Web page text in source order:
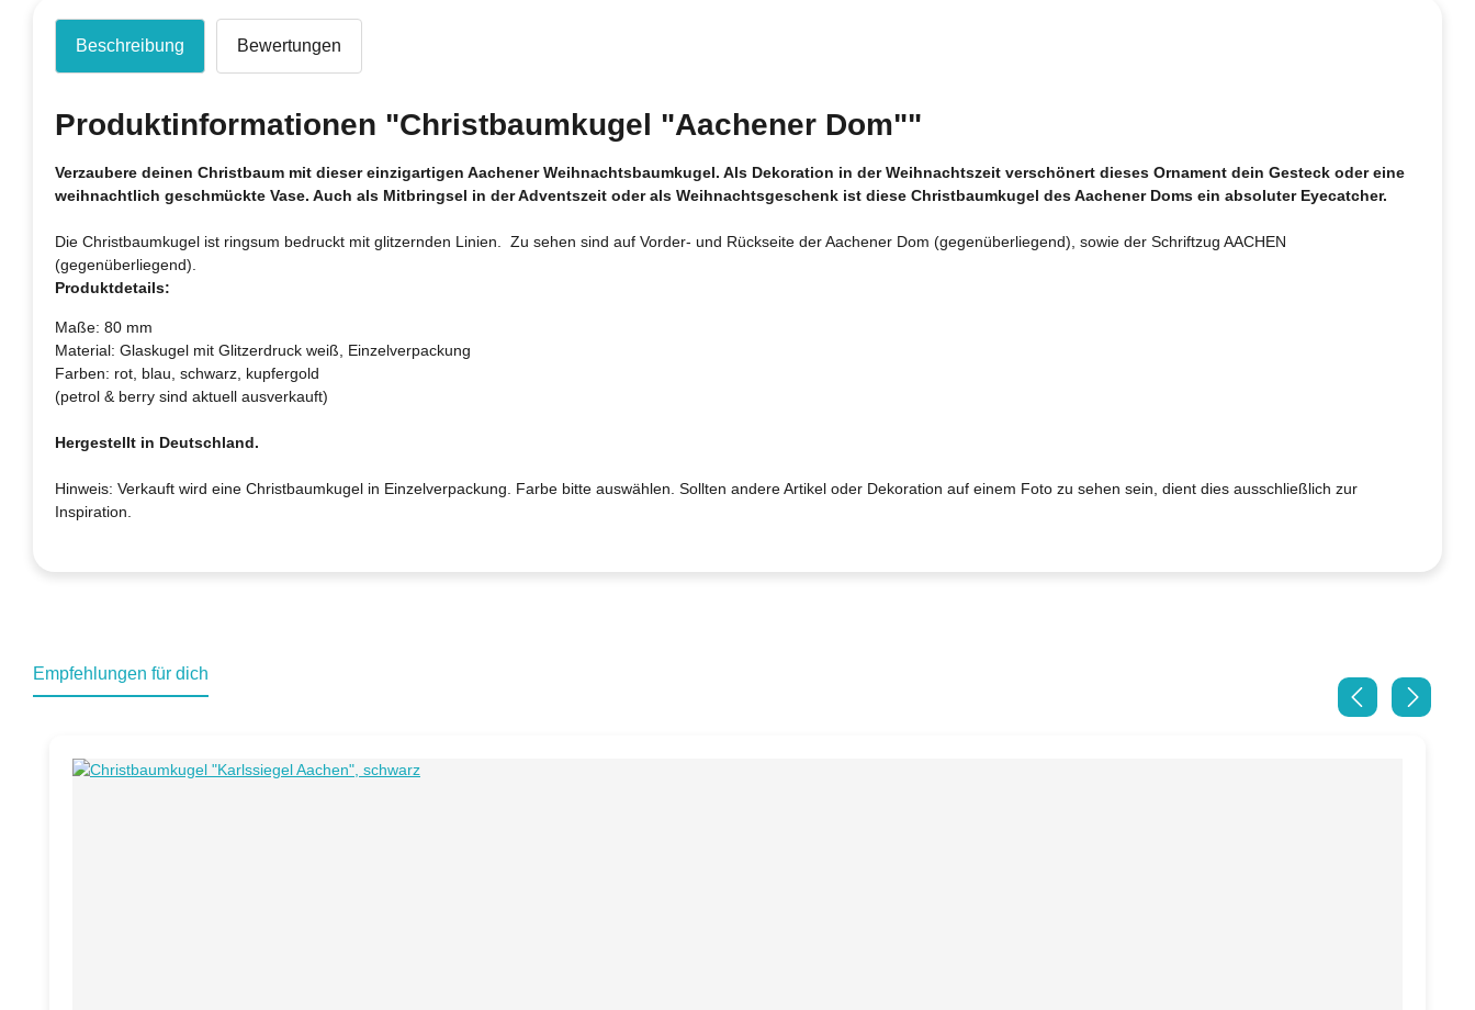
Beschreibung Bewertungen
Produktinformationen "Christbaumkugel "Aachener Dom""
Verzaubere deinen Christbaum mit dieser einzigartigen Aachener Weihnachtsbaumkugel. Als Dekoration in der Weihnachtszeit verschönert dieses Ornament dein Gesteck oder eine
weihnachtlich geschmückte Vase. Auch als Mitbringsel in der Adventszeit oder als Weihnachtsgeschenk ist diese Christbaumkugel des Aachener Doms ein absoluter Eyecatcher.
Die Christbaumkugel ist ringsum bedruckt mit glitzernden Linien. Zu sehen sind auf Vorder- und Rückseite der Aachener Dom (gegenüberliegend), sowie der Schriftzug AACHEN
(gegenüberliegend).
Produktdetails:
Maße: 80 mm
Material: Glaskugel mit Glitzerdruck weiß, Einzelverpackung
Farben: rot, blau, schwarz, kupfergold
(petrol & berry sind aktuell ausverkauft)
Hergestellt in Deutschland.
Hinweis: Verkauft wird eine Christbaumkugel in Einzelverpackung. Farbe bitte auswählen. Sollten andere Artikel oder Dekoration auf einem Foto zu sehen sein, dient dies ausschließlich zur
Inspiration.
Empfehlungen für dich